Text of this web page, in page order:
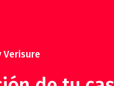
Verisure